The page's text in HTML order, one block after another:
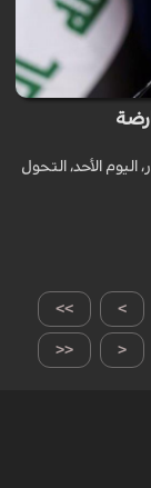
اليوم الأحد، التحول
>> >
<
<<